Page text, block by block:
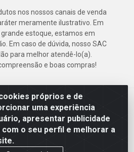
próprios e de
uma experiência
apresentar publicidade
o seu perfil e melhorar a
nos nossos canais de venda
meramente ilustrativo. Em
estoque, estamos em
Em caso de dúvida, nosso SAC
para melhor atendê-lo(a).
e boas compras!
Mascarenhas de Morais, 2471 -
51.150-001 - CNPJ 24.150.377/0003-
57